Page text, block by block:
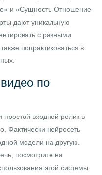
и «Сущность-Отношение-
дают уникальную
с разными
попрактиковаться в
по
простой входной ролик в
Фактически нейросеть
модели на другую.
посмотрите на
этой системы: